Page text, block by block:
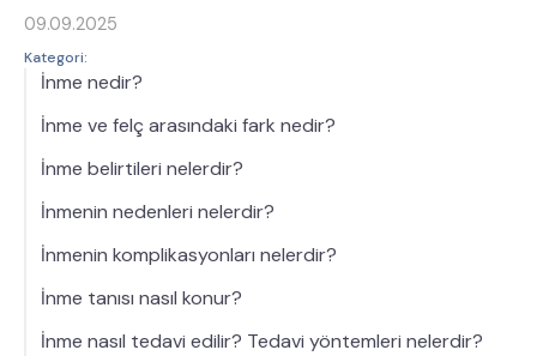
09.09.2025
Kategori:
İnme nedir?
İnme ve felç arasındaki fark nedir?
İnme belirtileri nelerdir?
İnmenin nedenleri nelerdir?
İnmenin komplikasyonları nelerdir?
İnme tanısı nasıl konur?
İnme nasıl tedavi edilir? Tedavi yöntemleri nelerdir?